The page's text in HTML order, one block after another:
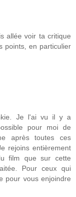
allée voir ta critique
points, en particulier
Je l'ai vu il y a
pour moi de
après toutes ces
rejoins entièrement
film que sur cette
Pour ceux qui
pour vous enjoindre